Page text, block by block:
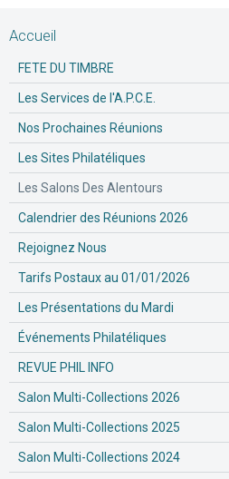
Accueil
FETE DU TIMBRE
Les Services de l'A.P.C.E.
Nos Prochaines Réunions
Les Sites Philatéliques
Les Salons Des Alentours
Calendrier des Réunions 2026
Rejoignez Nous
Tarifs Postaux au 01/01/2026
Les Présentations du Mardi
Événements Philatéliques
REVUE PHIL INFO
Salon Multi-Collections 2026
Salon Multi-Collections 2025
Salon Multi-Collections 2024